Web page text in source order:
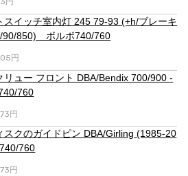
スイッチ室内灯 245 79-93 (+h/ブレーキ
90/850) ボルボ740/760
円
リュー フロント DBA/Bendix 700/900 -
760
円
スクのガイドピン DBA/Girling (1985-20
760
円